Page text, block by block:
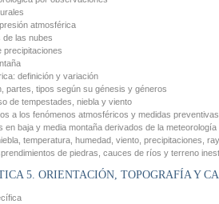
atmosférica
las nubes
precipitaciones
definición y variación
partes, tipos según su génesis y géneros
de tempestades, niebla y viento
a los fenómenos atmosféricos y medidas preventivas
en baja y media montaña derivados de la meteorología
temperatura, humedad, viento, precipitaciones,
de piedras, cauces de ríos y terreno
5. ORIENTACIÓN, TOPOGRAFÍA Y